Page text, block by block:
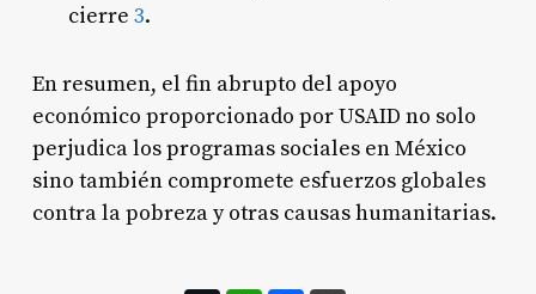
cierre 3.
En resumen, el fin abrupto del apoyo
económico proporcionado por USAID no solo
perjudica los programas sociales en México
sino también compromete esfuerzos globales
contra la pobreza y otras causas humanitarias.